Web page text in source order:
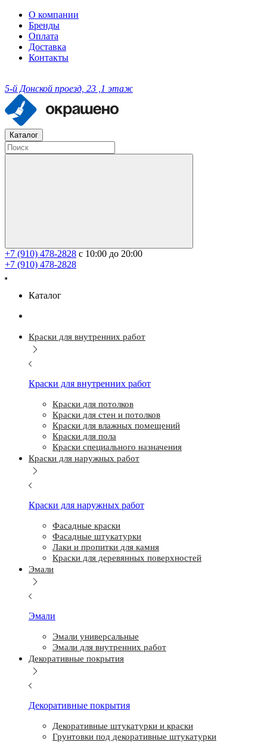
О компании
Бренды
Оплата
Доставка
Контакты
5-й Донской проезд, 23 ,1 этаж
Каталог
+7 (910) 478-2828 с 10:00 до 20:00
+7 (910) 478-2828
Каталог
Краски для внутренних работ
Краски для внутренних работ
Краски для потолков
Краски для стен и потолков
Краски для влажных помещений
Краски для пола
Краски специального назначения
Краски для наружных работ
Краски для наружных работ
Фасадные краски
Фасадные штукатурки
Лаки и пропитки для камня
Краски для деревянных поверхностей
Эмали
Эмали
Эмали универсальные
Эмали для внутренних работ
Декоративные покрытия
Декоративные покрытия
Декоративные штукатурки и краски
Грунтовки под декоративные штукатурки